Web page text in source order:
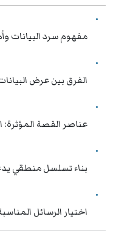
مفهوم سرد البيانات
الفرق بين عرض
عناصر القصة المؤثرة:
بناء تسلسل منطقي
اختيار الرسائل